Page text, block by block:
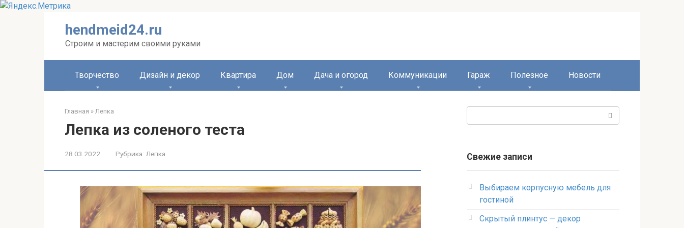
hendmeid24.ru
Строим и мастерим своими руками
Творчество Дизайн и декор Квартира Дом Дача и огород Коммуникации Гараж Полезное Новости
Главная » Лепка
Лепка из соленого теста
28.03.2022 Рубрика: Лепка Свежие записи
Выбираем корпусную мебель для
гостиной
Скрытый плинтус — декор